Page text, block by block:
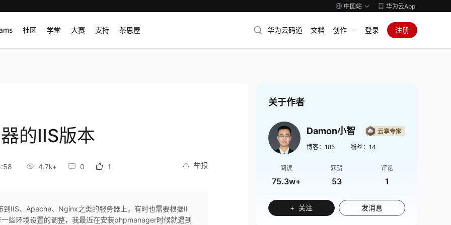
中国站 华为云App
社区 学堂 大赛 支持 茶思屋 华为云码道 文档 创作 登录 注册
的IIS版本
举报
4.7k+ 0 1
IIS、Apache、Nginx之类的服务器上，有时也需要根据II
些环境设置的调整，我最近在安装phpmanager时候就遇到
关于作者
Damon小智
博客： 185 粉丝： 14
阅读
75.3w+
获赞
53
评论
1
+ 关注 发消息